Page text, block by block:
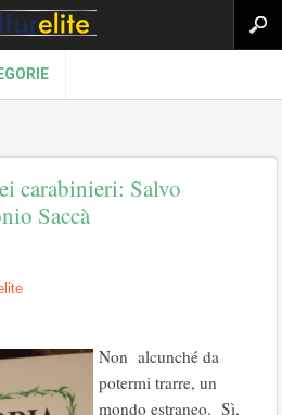
carabinieri: Salvo
Saccà
Non alcunché da
potermi trarre, un
mondo estraneo. Sì,